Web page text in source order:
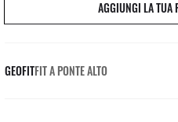
AGGIUNGI LA TUA
GEOFITFIT A PONTE ALTO